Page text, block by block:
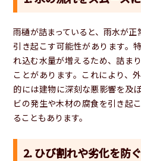
雨樋が詰まっていると、雨水が
引き起こす可能性があります。
れ込む水量が増えるため、詰ま
ことがあります。これにより、
的には建物に深刻な悪影響を及
ビの発生や木材の腐食を引き起
ることもあります。
2. ひび割れや劣化を防ぐ